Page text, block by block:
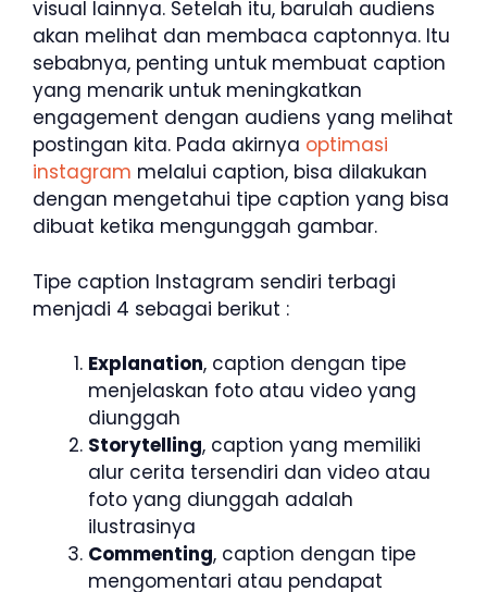
visual lainnya. Setelah itu, barulah audiens
akan melihat dan membaca captonnya. Itu
sebabnya, penting untuk membuat caption
yang menarik untuk meningkatkan
engagement dengan audiens yang melihat
postingan kita. Pada akirnya optimasi
instagram melalui caption, bisa dilakukan
dengan mengetahui tipe caption yang bisa
dibuat ketika mengunggah gambar.
Tipe caption Instagram sendiri terbagi
menjadi 4 sebagai berikut :
Explanation, caption dengan tipe
menjelaskan foto atau video yang
diunggah
Storytelling, caption yang memiliki
alur cerita tersendiri dan video atau
foto yang diunggah adalah
ilustrasinya
Commenting, caption dengan tipe
mengomentari atau pendapat